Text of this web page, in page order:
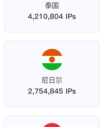
泰国
4,210,804 IPs
尼日尔
2,754,845 IPs